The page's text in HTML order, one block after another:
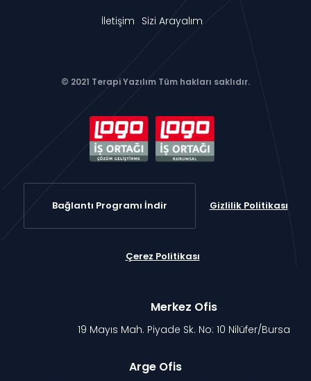
İletişim Sizi Arayalım
© 2021 Terapi Yazılım Tüm hakları saklıdır.
Bağlantı Programı İndir Gizlilik Politikası
Çerez Politikası
Merkez Ofis
19 Mayıs Mah. Piyade Sk. No: 10 Nilüfer/Bursa
Arge Ofis